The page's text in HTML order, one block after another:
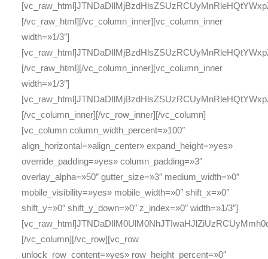
[/vc_raw_html][/vc_column_inner][vc_column_inner
width=»1/3″]
[/vc_raw_html][/vc_column_inner][vc_column_inner
width=»1/3″]
[/vc_column_inner][/vc_row_inner][/vc_column]
[vc_column column_width_percent=»100″
align_horizontal=»align_center» expand_height=»yes»
override_padding=»yes» column_padding=»3″
overlay_alpha=»50″ gutter_size=»3″ medium_width=»0″
mobile_visibility=»yes» mobile_width=»0″ shift_x=»0″
shift_y=»0″ shift_y_down=»0″ z_index=»0″ width=»1/3″]
[/vc_column][/vc_row][vc_row
unlock_row_content=»yes» row_height_percent=»0″